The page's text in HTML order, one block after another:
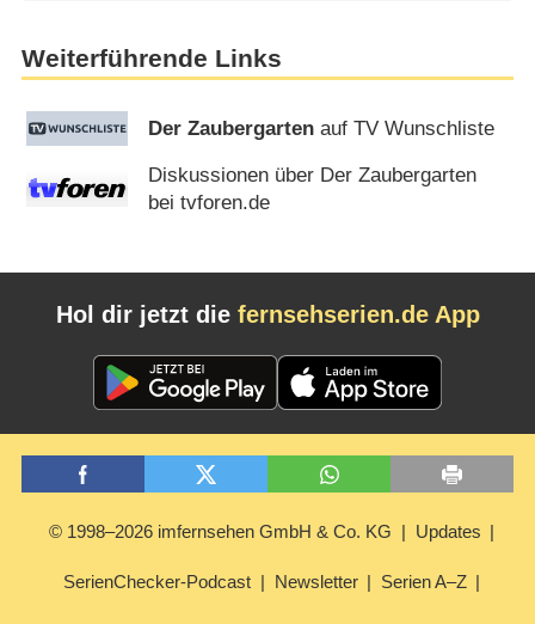
Weiterführende Links
Der Zaubergarten auf TV Wunschliste
Diskussionen über Der Zaubergarten
bei tvforen.de
Hol dir jetzt die fernsehserien.de App
© 1998–2026 imfernsehen GmbH & Co. KG Updates
SerienChecker-Podcast Newsletter Serien A–Z